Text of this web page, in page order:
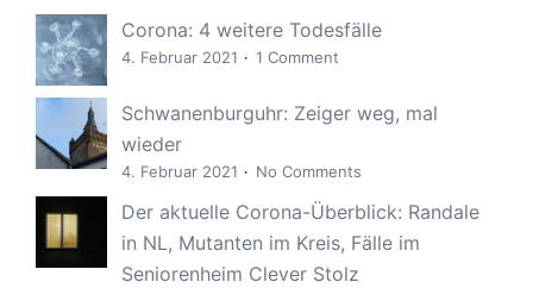
Corona: 4 weitere Todesfälle
4. Februar 2021 1 Comment
Schwanenburguhr: Zeiger weg, mal
wieder
4. Februar 2021 No Comments
Der aktuelle Corona-Überblick: Randale
in NL, Mutanten im Kreis, Fälle im
Seniorenheim Clever Stolz